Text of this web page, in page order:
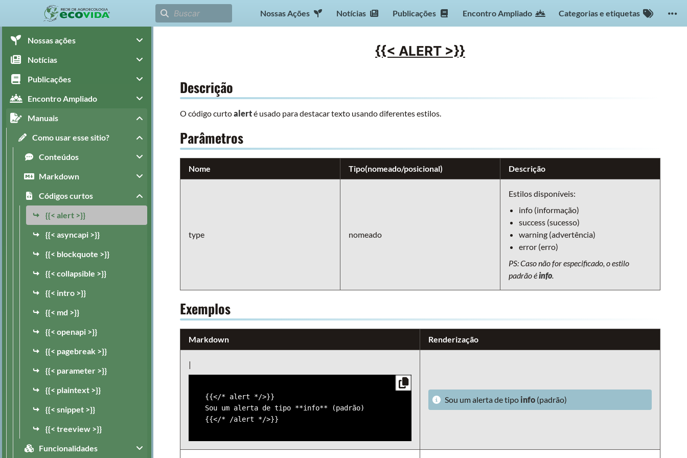
Nossas Ações Notícias Publicações Encontro Ampliado Categorias e etiquetas
Nossas ações
Notícias
Publicações
Encontro Ampliado
Manuais
Como usar esse sitio?
Conteúdos
Markdown
Códigos curtos
{{< alert >}}
{{< asyncapi >}}
{{< blockquote >}}
{{< collapsible >}}
{{< intro >}}
{{< md >}}
{{< openapi >}}
{{< pagebreak >}}
{{< parameter >}}
{{< plaintext >}}
{{< snippet >}}
{{< treeview >}}
Funcionalidades
{{< ALERT >}}
Descrição
O código curtoalerté usado para destacar texto usando diferentes estilos.
Parâmetros
Nome Tipo(nomeado/posicional) Descrição
type nomeado
Estilos disponíveis:
info (informação)
success (sucesso)
warning (advertência)
error (erro)
PS: Caso não for especificado, o estilo
padrão éinfo.
Exemplos
Markdown Renderização
|
{{</* alert */>}}
Sou um alerta de tipo **info** (padrão)
Sou um alerta de tipo info (padrão)